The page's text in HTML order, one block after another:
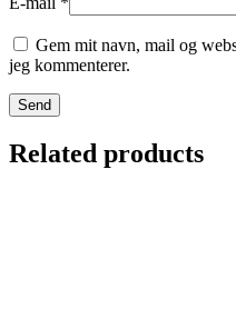
Gem mit navn, mail og
jeg kommenterer.
Related products